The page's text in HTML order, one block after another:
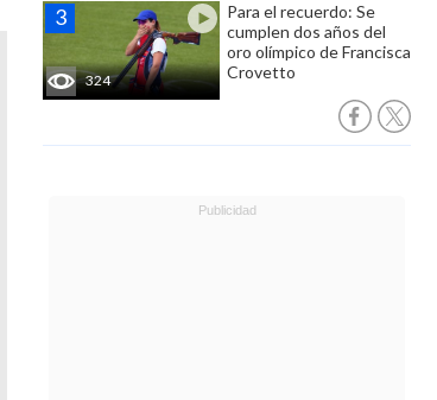
324
Para el recuerdo: Se
cumplen dos años del
oro olímpico de Francisca
Crovetto